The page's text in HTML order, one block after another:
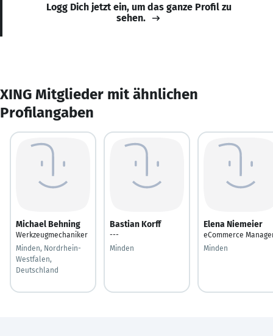
Logg Dich jetzt ein, um das ganze Profil zu
sehen.
XING Mitglieder mit ähnlichen
Profilangaben
Michael Behning
Werkzeugmechaniker
Minden, Nordrhein-
Westfalen,
Deutschland
Bastian Korff
---
Minden
Elena Niemeier
eCommerce
Minden